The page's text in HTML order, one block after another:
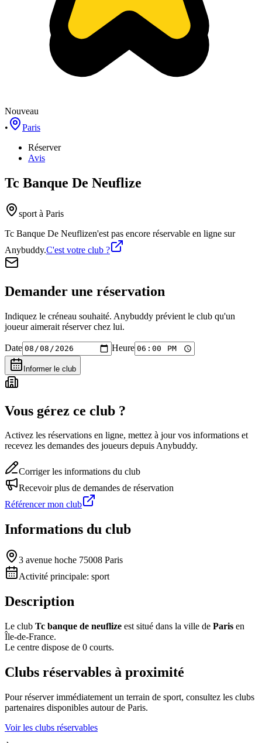
Nouveau
•
Paris
Réserver
Avis
Tc Banque De Neuflize
sport à Paris
Tc Banque De Neuflizen'est pas encore réservable en ligne sur
Anybuddy.C'est votre club ?
Demander une réservation
Indiquez le créneau souhaité. Anybuddy prévient le club qu'un
joueur aimerait réserver chez lui.
Date Heure
Informer le club
Vous gérez ce club ?
Activez les réservations en ligne, mettez à jour vos informations et
recevez les demandes des joueurs depuis Anybuddy.
Corriger les informations du club
Recevoir plus de demandes de réservation
Référencer mon club
Informations du club
3 avenue hoche 75008 Paris
Activité principale: sport
Description
Le club Tc banque de neuflize est situé dans la ville de Paris en
Île-de-France.
Le centre dispose de 0 courts.
Clubs réservables à proximité
Pour réserver immédiatement un terrain de sport, consultez les clubs
partenaires disponibles autour de Paris.
Voir les clubs réservables